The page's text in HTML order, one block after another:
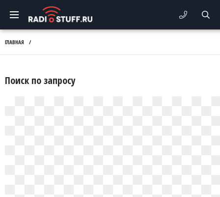
ГЛАВНАЯ /
Поиск по запросу